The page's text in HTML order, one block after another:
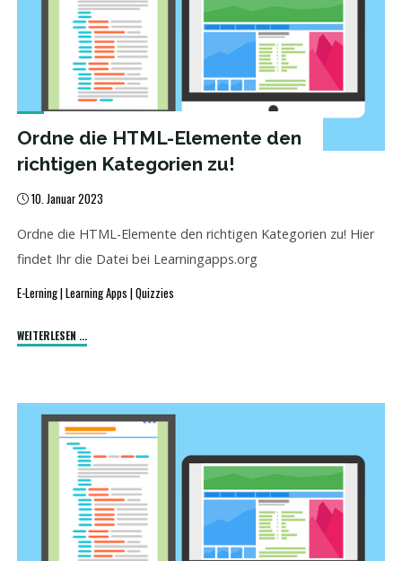
Ordne die HTML-Elemente den
richtigen Kategorien zu!
10. Januar 2023
Ordne die HTML-Elemente den richtigen Kategorien zu! Hier
findet Ihr die Datei bei Learningapps.org
E-Lerning|Learning Apps |Quizzies
WEITERLESEN ..."Ordne
Elemente
den
richtigen
Kategorien
zu!"